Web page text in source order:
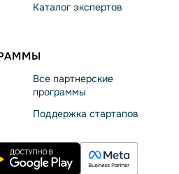
Каталог экспертов
Все партнерские
программы
Поддержка стартапов